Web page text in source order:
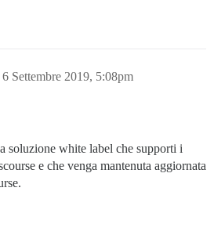
6 Settembre 2019, 5:08pm
soluzione white label che supporti i
e che venga mantenuta aggiornata